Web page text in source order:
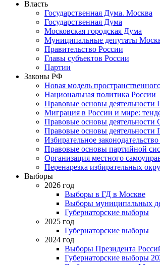
Власть
Государственная Дума. Москва
Государственная Дума
Московская городская Дума
Муниципальные депутаты
Правительство России
Главы субъектов России
Партии
Законы РФ
Новая модель
Национальная политика России
Правовые основы деятельности
Миграция в России и мире:
Правовые основы деятельности
Правовые основы деятельности
Избирательное
Правовые основы партийной
Организация местного
Перенарезка избирательных
Выборы
2026 год
Выборы в ГД в Москве
Выборы муниципальных
Губернаторские выборы
2025 год
Губернаторские выборы
2024 год
Выборы Президента
Губернаторские выборы